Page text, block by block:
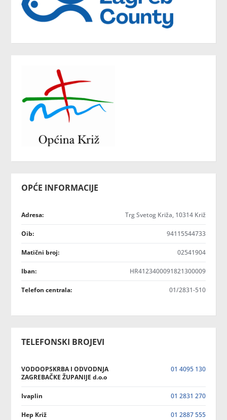
OPĆE INFORMACIJE
Adresa: Trg Svetog Križa, 10314 Križ
Oib: 94115544733
Matični broj: 02541904
Iban: HR4123400091821300009
Telefon centrala: 01/2831-510
TELEFONSKI BROJEVI
VODOOPSKRBA I ODVODNJA
ZAGREBAČKE ŽUPANIJE d.o.o
01 4095 130
Ivaplin 01 2831 270
Hep Križ 01 2887 555